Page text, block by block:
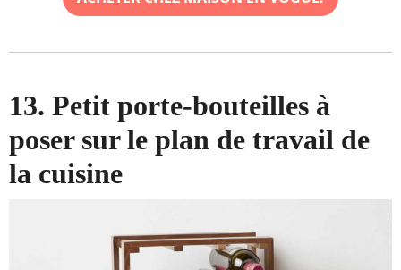
13. Petit porte-bouteilles à
poser sur le plan de travail de
la cuisine